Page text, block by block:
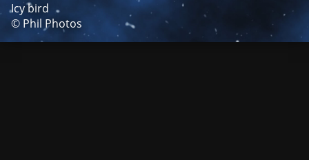
Icy bird
© Phil Photos